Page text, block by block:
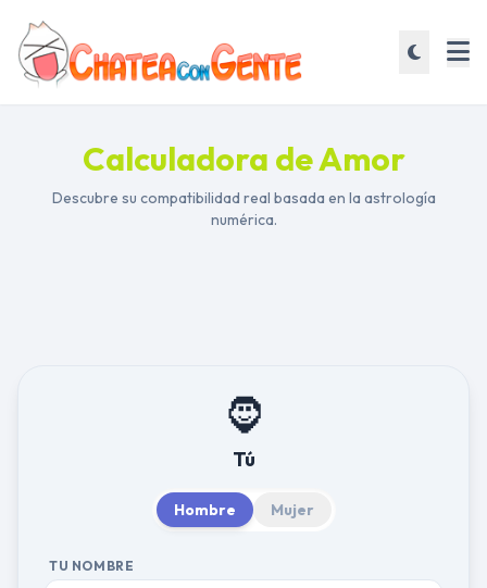
Calculadora de Amor
Descubre su compatibilidad real basada en la astrología
numérica.
🧔
Tú
Hombre Mujer
TU NOMBRE